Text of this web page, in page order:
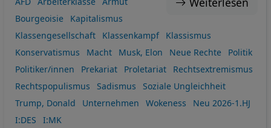
Bourgeoisie
Kapitalismus
Klassengesellschaft
Klassenkampf
Klassismus
Konservatismus
Macht Musk, Elon Neue Rechte
Politik
Politiker/innen
Prekariat Proletariat
Rechtsextremismus
Rechtspopulismus
Sadismus
Soziale Ungleichheit
Trump, Donald
Unternehmen Wokeness
Neu 2026-1.HJ
I:DES
I:MK